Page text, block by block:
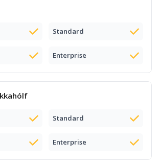
Standard
Enterprise
Standard
Enterprise